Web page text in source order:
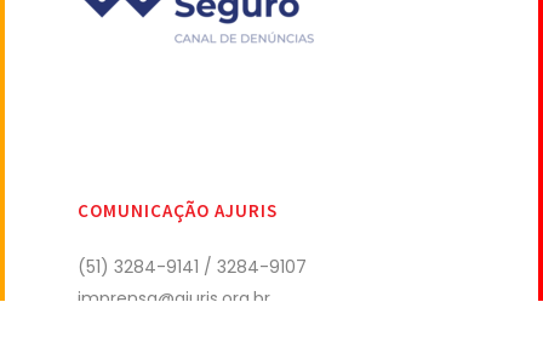
COMUNICAÇÃO AJURIS
(51) 3284-9141 / 3284-9107
imprensa@ajuris.org.br